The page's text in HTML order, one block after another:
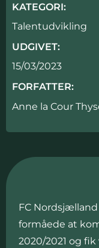
FC
formåede at
2020/2021 og
KATEGORI:
Talentudvikling
UDGIVET:
15/03/2023
FORFATTER:
Anne la Cour